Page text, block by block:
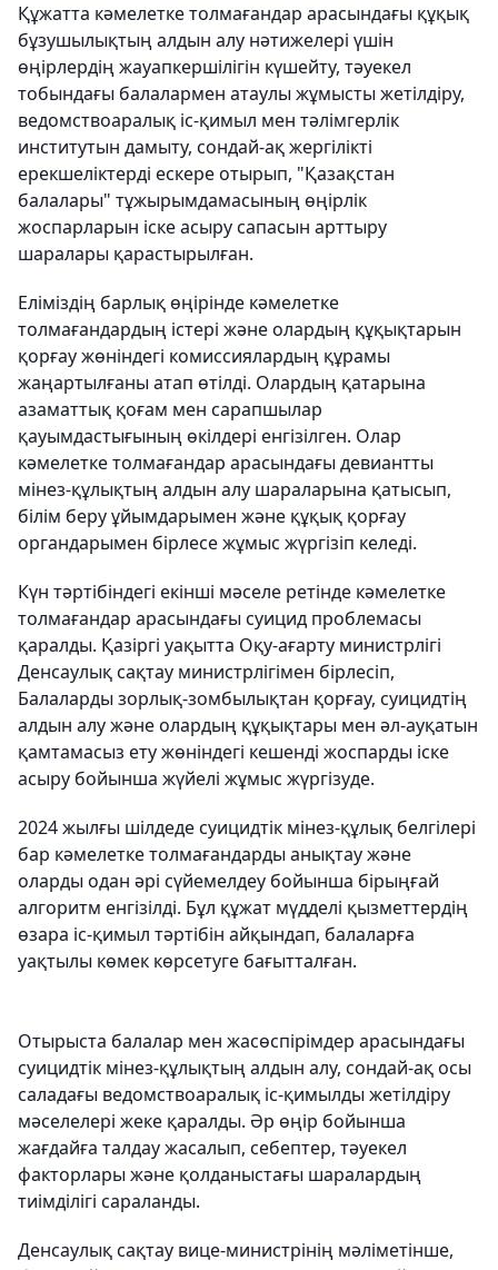
Құжатта кәмелетке толмағандар арасындағы құқық
бұзушылықтың алдын алу нәтижелері үшін
өңірлердің жауапкершілігін күшейту, тәуекел
тобындағы балалармен атаулы жұмысты жетілдіру,
ведомствоаралық іс-қимыл мен тәлімгерлік
институтын дамыту, сондай-ақ жергілікті
ерекшеліктерді ескере отырып, "Қазақстан
балалары" тұжырымдамасының өңірлік
жоспарларын іске асыру сапасын арттыру
шаралары қарастырылған.
Еліміздің барлық өңірінде кәмелетке
толмағандардың істері және олардың құқықтарын
қорғау жөніндегі комиссиялардың құрамы
жаңартылғаны атап өтілді. Олардың қатарына
азаматтық қоғам мен сарапшылар
қауымдастығының өкілдері енгізілген. Олар
кәмелетке толмағандар арасындағы девиантты
мінез-құлықтың алдын алу шараларына қатысып,
білім беру ұйымдарымен және құқық қорғау
органдарымен бірлесе жұмыс жүргізіп келеді.
Күн тәртібіндегі екінші мәселе ретінде кәмелетке
толмағандар арасындағы суицид проблемасы
қаралды. Қазіргі уақытта Оқу-ағарту министрлігі
Денсаулық сақтау министрлігімен бірлесіп,
Балаларды зорлық-зомбылықтан қорғау, суицидтің
алдын алу және олардың құқықтары мен әл-ауқатын
қамтамасыз ету жөніндегі кешенді жоспарды іске
асыру бойынша жүйелі жұмыс жүргізуде.
2024 жылғы шілдеде суицидтік мінез-құлық белгілері
бар кәмелетке толмағандарды анықтау және
оларды одан әрі сүйемелдеу бойынша бірыңғай
алгоритм енгізілді. Бұл құжат мүдделі қызметтердің
өзара іс-қимыл тәртібін айқындап, балаларға
уақтылы көмек көрсетуге бағытталған.
Отырыста балалар мен жасөспірімдер арасындағы
суицидтік мінез-құлықтың алдын алу, сондай-ақ осы
саладағы ведомствоаралық іс-қимылды жетілдіру
мәселелері жеке қаралды. Әр өңір бойынша
жағдайға талдау жасалып, себептер, тәуекел
факторлары және қолданыстағы шаралардың
тиімділігі сараланды.
Денсаулық сақтау вице-министрінің мәліметінше,